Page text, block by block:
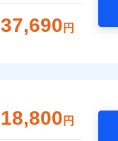
37,690 円
18,800 円